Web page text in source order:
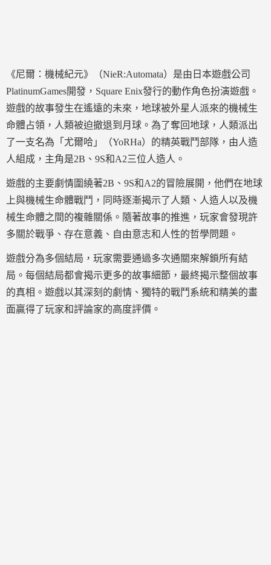
《尼爾：機械紀元》（NieR:Automata）是由日本遊戲公司
PlatinumGames開發，Square Enix發行的動作角色扮演遊戲。
遊戲的故事發生在遙遠的未來，地球被外星人派來的機械生
命體占領，人類被迫撤退到月球。為了奪回地球，人類派出
了一支名為「尤爾哈」（YoRHa）的精英戰鬥部隊，由人造
人組成，主角是2B、9S和A2三位人造人。
遊戲的主要劇情圍繞著2B、9S和A2的冒險展開，他們在地球
上與機械生命體戰鬥，同時逐漸揭示了人類、人造人以及機
械生命體之間的複雜關係。隨著故事的推進，玩家會發現許
多關於戰爭、存在意義、自由意志和人性的哲學問題。
遊戲分為多個結局，玩家需要通過多次通關來解鎖所有結
局。每個結局都會揭示更多的故事細節，最終揭示整個故事
的真相。遊戲以其深刻的劇情、獨特的戰鬥系統和精美的畫
面贏得了玩家和評論家的高度評價。